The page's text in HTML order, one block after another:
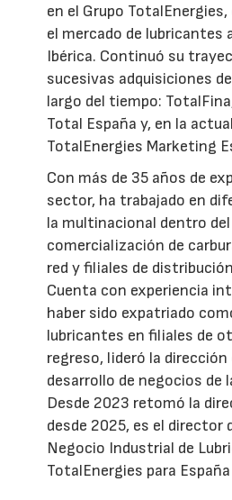
en el Grupo
el mercado de lubricantes
Ibérica. Continuó su
sucesivas adquisiciones
largo del tiempo:
Total España y, en la
TotalEnergies Marketing
Con más de 35 años de
sector, ha trabajado en
la multinacional dentro del
comercialización de
red y filiales de
Cuenta con experiencia
haber sido expatriado
lubricantes en filiales de
regreso, lideró la
desarrollo de negocios de
Desde 2023 retomó la
desde 2025, es el director
Negocio Industrial de
TotalEnergies para